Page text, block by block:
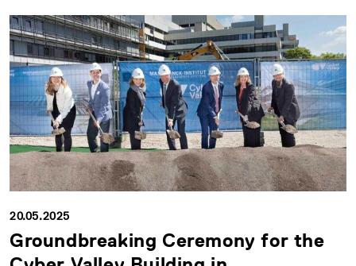
20.05.2025
Groundbreaking Ceremony for the